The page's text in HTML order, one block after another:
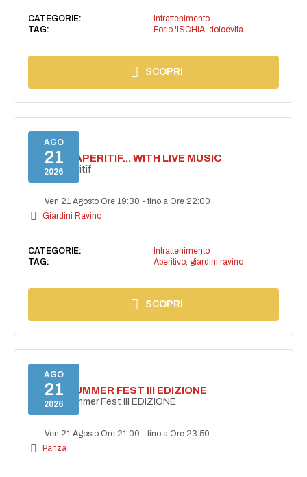
CATEGORIE:
Intrattenimento
TAG:
Forio 'ISCHIA, dolcevita
SCOPRI
AGO
21
2026
SECRET APERITIF... WITH LIVE MUSIC
Secret aperitif
Ven 21 Agosto Ore 19:30 -fino a Ore 22:00
Giardini Ravino
CATEGORIE:
Intrattenimento
TAG:
Aperitivo, giardini ravino
SCOPRI
AGO
21
2026
PANZA SUMMER FEST III EDIZIONE
PANZA Summer Fest III EDIZIONE
Ven 21 Agosto Ore 21:00 -fino a Ore 23:50
Panza